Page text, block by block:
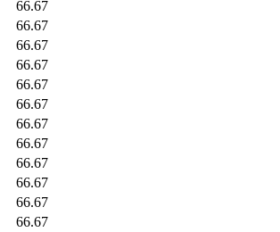
66.67
66.67
66.67
66.67
66.67
66.67
66.67
66.67
66.67
66.67
66.67
66.67